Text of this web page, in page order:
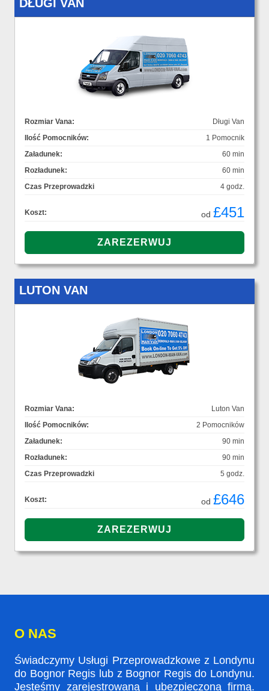
DŁUGI VAN
Rozmiar Vana:
Długi Van
Ilość Pomocników:
1 Pomocnik
Załadunek:
60 min
Rozładunek:
60 min
Czas Przeprowadzki
4 godz.
Koszt: od £451
LUTON VAN
Rozmiar Vana:
Luton Van
Ilość Pomocników:
2 Pomocników
Załadunek:
90 min
Rozładunek:
90 min
Czas Przeprowadzki
5 godz.
Koszt: od £646
O NAS
Świadczymy Usługi Przeprowadzkowe z Londynu
do Bognor Regis lub z Bognor Regis do Londynu.
Jesteśmy zarejestrowaną i ubezpieczoną firmą.